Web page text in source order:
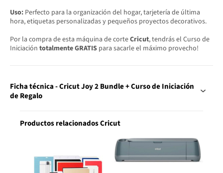
Uso: Perfecto para la organización del hogar, tarjetería de última
hora, etiquetas personalizadas y pequeños proyectos decorativos.
Por la compra de esta máquina de corteCricut, tendrás el Curso de
Iniciación totalmente GRATIS para sacarle el máximo provecho!
Ficha técnica - Cricut Joy 2 Bundle + Curso de Iniciación
de Regalo
Productos relacionados Cricut